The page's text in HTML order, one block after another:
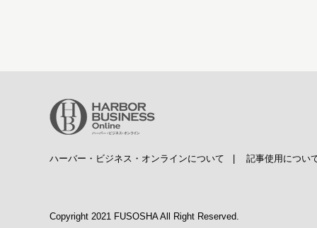
ハーバー・ビジネス・オンラインについて | 記事使用につい
Copyright 2021 FUSOSHA All Right Reserved.